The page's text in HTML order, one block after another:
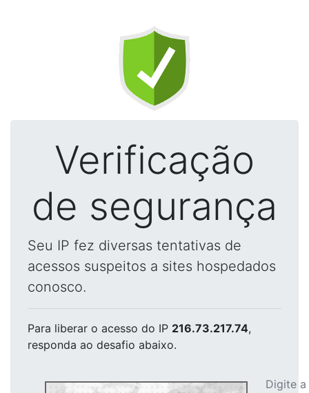
Verificação
de segurança
Seu IP fez diversas tentativas de
acessos suspeitos a sites hospedados
conosco.
Para liberar o acesso do IP 216.73.217.74,
responda ao desafio abaixo.
Digite